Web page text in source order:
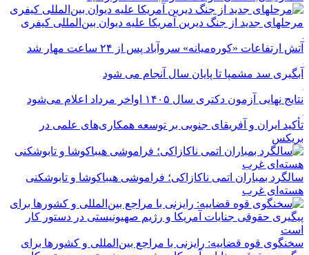
مرحله‎ای جدید از جنگ دیرین آمریکا علیه دیوان بین‌المللی کیفری
آتش ارتفاعات «کوره‌میانه» سروآباد پس از ۲۴ ساعت مهار شد
آبگیری سد مشمپا تا پایان سال آنجام می شود
نتایج نهایی آزمون دکتری سال ۱۴۰۵ اواخر مرداد اعلام می‌شود
تأکید ایران و آفریقای جنوبی بر توسعه همکاری‌های علمی در
بریکس
سالگرد بمباران اتمی ناکازاکی؛ فراموشی هیباکوشا و تابوشکنی
هسته‌ای غرب
سخنگوی قوه قضاییه: رایزنی‌ با مراجع بین‌المللی و کشور‌ها برای